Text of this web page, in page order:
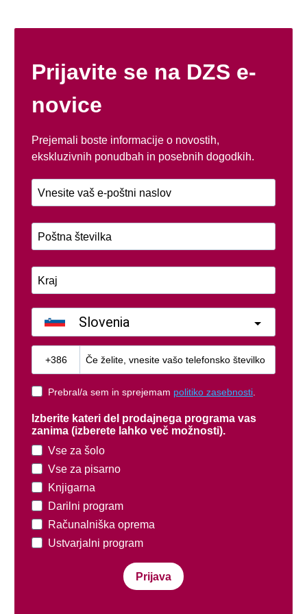
Prijavite se na DZS e-
novice
Prejemali boste informacije o novostih,
ekskluzivnih ponudbah in posebnih dogodkih.
Slovenia
Prebral/a sem in sprejemam politiko zasebnosti
Izberite kateri del prodajnega programa vas
zanima (izberete lahko več možnosti).
Vse za šolo
Vse za pisarno
Knjigarna
Darilni program
Računalniška oprema
Ustvarjalni program
Prijava